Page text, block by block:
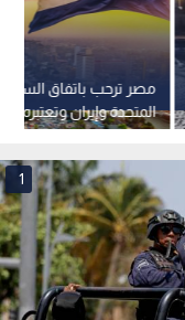
مصر ترحب باتفاق السلام
المتحدة وإيران وتعتبره
الأهمية
1